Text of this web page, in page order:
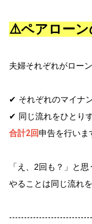
⚠️ペアローン
夫婦それぞれがロー
✔ それぞれのマイナ
✔ 同じ流れをひとり
合計2回申告を行いま
「え、2回も？」と
やることは同じ流れ